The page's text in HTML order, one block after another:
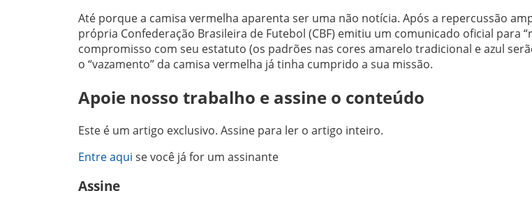
Até porque a camisa vermelha aparenta ser uma não notícia. Após a repercussão
própria Confederação Brasileira de Futebol (CBF) emitiu um comunicado oficial para
compromisso com seu estatuto (os padrões nas cores amarelo tradicional e azul
o “vazamento” da camisa vermelha já tinha cumprido a sua missão.
Apoie nosso trabalho e assine o conteúdo
Este é um artigo exclusivo. Assine para ler o artigo inteiro.
Entre aqui se você já for um assinante
Assine